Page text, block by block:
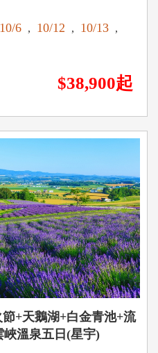
10/6 , 10/12 , 10/13 ,
$38,900起
+天鵝湖+白金青池+流
溫泉五日(星宇)